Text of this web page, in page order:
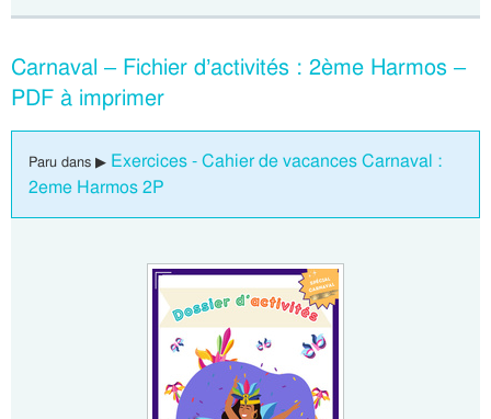
Carnaval – Fichier d’activités : 2ème Harmos –
PDF à imprimer
Paru dans ▶ Exercices - Cahier de vacances Carnaval :
2eme Harmos 2P